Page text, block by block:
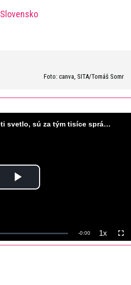
Slovensko
Foto: canva, SITA/Tomáš Somr
Play
Remaining
-0:00 1xPlayback
Rate
Upútavka: Keď sa rozsvieti svetlo, sú za tým tisíce správnych rozhodnutí. Ako vzniká infraštruktúra, ktorú nevnímame?